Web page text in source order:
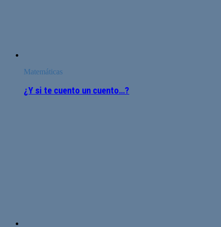
Matemáticas
¿Y si te cuento un cuento…?